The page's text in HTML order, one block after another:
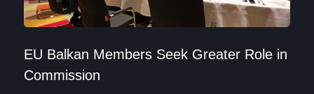
EU Balkan Members Seek Greater Role in
Commission